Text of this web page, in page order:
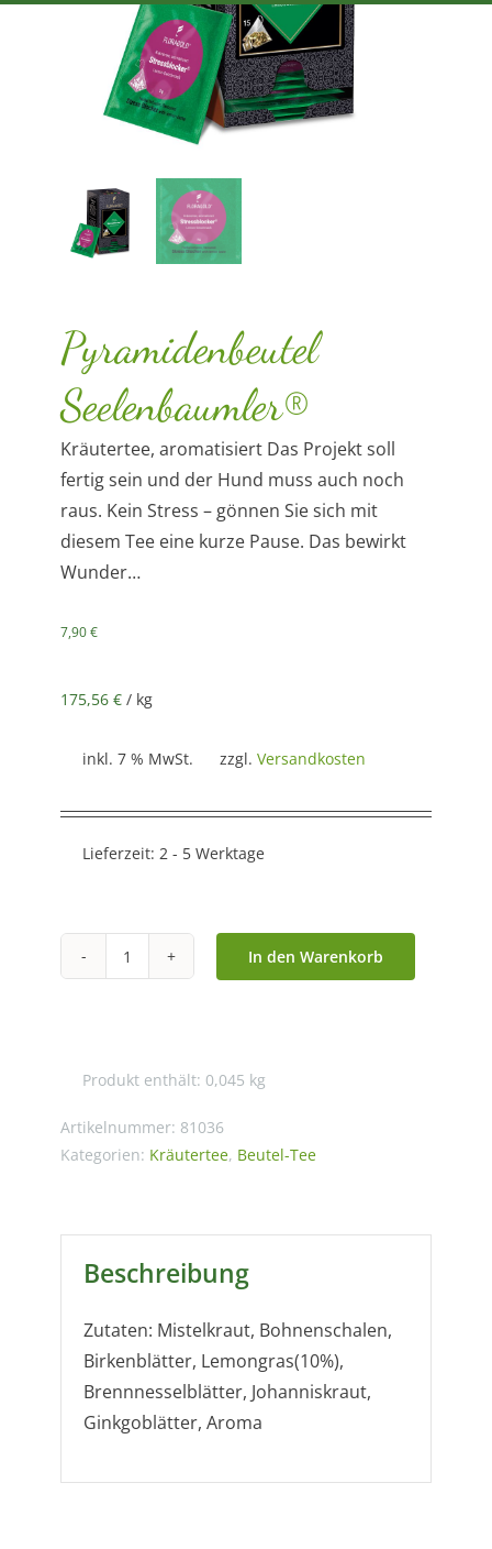
Pyramidenbeutel
Seelenbaumler®
Kräutertee, aromatisiert Das Projekt soll
fertig sein und der Hund muss auch noch
raus. Kein Stress – gönnen Sie sich mit
diesem Tee eine kurze Pause. Das bewirkt
Wunder…
7,90€
175,56 € / kg
inkl. 7 % MwSt. zzgl. Versandkosten
Lieferzeit: 2 - 5 Werktage
Pyramidenbeutel
In den Warenkorb
Produkt enthält: 0,045 kg
Artikelnummer: 81036
Kategorien: Kräutertee, Beutel-Tee
Beschreibung
Zutaten: Mistelkraut, Bohnenschalen,
Birkenblätter, Lemongras(10%),
Brennnesselblätter, Johanniskraut,
Ginkgoblätter, Aroma